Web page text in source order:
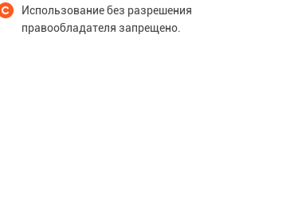
Использование без разрешения
правообладателя запрещено.